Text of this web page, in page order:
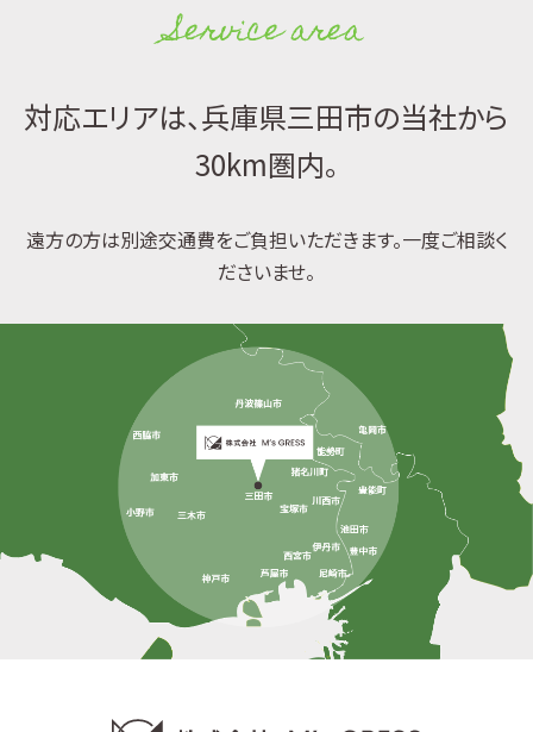
Service area
対応エリアは、兵庫県三田市の当社から
30km圏内。
遠方の方は別途交通費をご負担いただきます。一度ご相談く
ださいませ。